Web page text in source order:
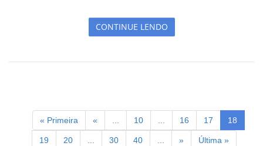
CONTINUE LENDO
« Primeira « ... 10 ... 16 17 18
19 20 ... 30 40 ... » Última »